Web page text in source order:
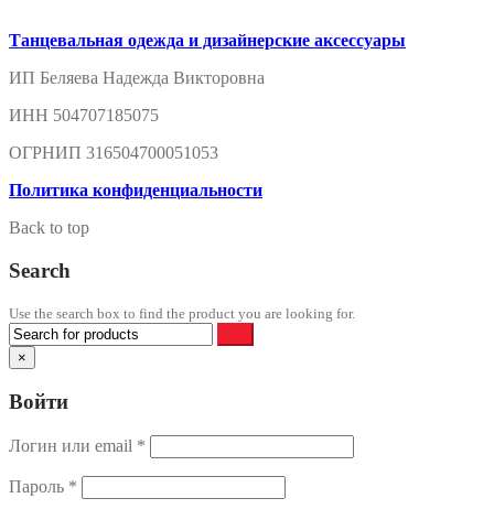
Танцевальная одежда и дизайнерские аксессуары
ИП Беляева Надежда Викторовна
ИНН 504707185075
ОГРНИП 316504700051053
Политика конфиденциальности
Back to top
Search
Use the search box to find the product you are looking for.
×
Войти
Логин или email *
Пароль *